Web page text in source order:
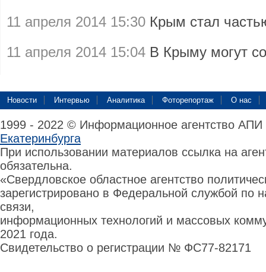
11 апреля 2014 15:30 Крым стал
11 апреля 2014 15:04 В Крыму могут
Новости Интервью Аналитика Фоторепортаж О нас
1999 - 2022 © Информационное агентство
Екатеринбурга
При использовании материалов ссылка на
обязательна.
«Свердловское областное агентство
зарегистрировано в Федеральной службой по
связи,
информационных технологий и массовых
2021 года.
Свидетельство о регистрации № ФС77-82171